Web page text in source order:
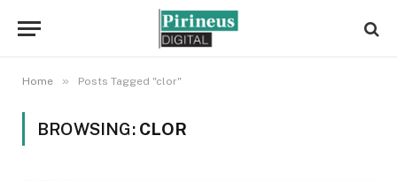
Home » Posts Tagged "clor"
BROWSING: CLOR